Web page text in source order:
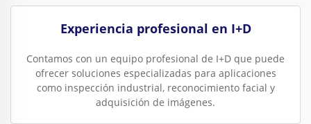
Experiencia profesional en I+D
Contamos con un equipo profesional de I+D que puede
ofrecer soluciones especializadas para aplicaciones
como inspección industrial, reconocimiento facial y
adquisición de imágenes.